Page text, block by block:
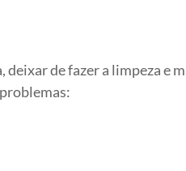
deixar de fazer a limpeza e